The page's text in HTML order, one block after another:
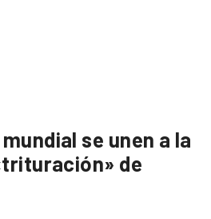
se unen a la
de